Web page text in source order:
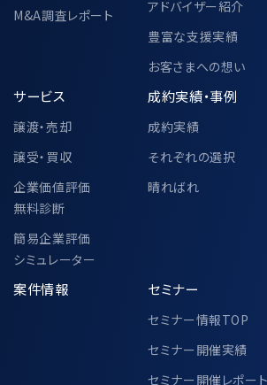
M&A調査レポート
アドバイザー紹介
豊富な支援実績
お客さまへの想い
サービス
譲渡・売却
譲受・買収
企業価値評価
無料診断
簡易企業評価
シミュレーター
成約実績・事例
成約実績
それぞれの選択
晴ればれ
案件情報 セミナー
セミナー情報TOP
セミナー開催実績
セミナー開催レポート